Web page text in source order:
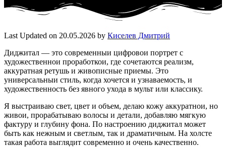
Last Updated on 20.05.2026 by Киселев Дмитрий
Диджитал — это современныи цифровои портрет с
художественнои проработкои, где сочетаются реализм,
аккуратная ретушь и живописные приемы. Это
универсальныи стиль, когда хочется и узнаваемость, и
художественность без явного ухода в мульт или классику.
Я выстраиваю свет, цвет и объем, делаю кожу аккуратнои, но
живои, прорабатываю волосы и детали, добавляю мягкую
фактуру и глубину фона. По настроению диджитал может
быть как нежным и светлым, так и драматичным. На холсте
такая работа выглядит современно и очень качественно.